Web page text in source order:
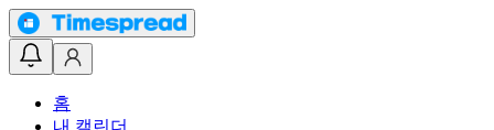
홈
내 캘린더